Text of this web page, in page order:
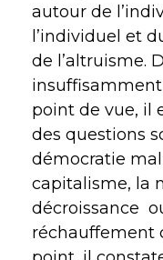
autour de
l’individuel et
de l’altruisme.
point de vue, il
des questions
démocratie
capitalisme, la
décroissance
réchauffement